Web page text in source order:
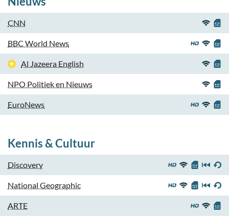
CNN
BBC World News
Al Jazeera English
NPO Politiek en Nieuws
EuroNews
Kennis & Cultuur
Discovery
National Geographic
ARTE